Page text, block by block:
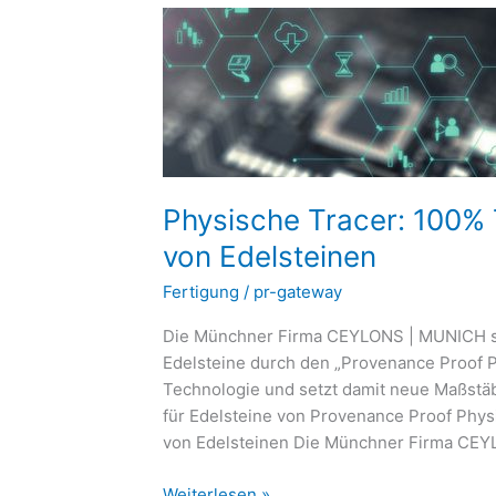
Physische Tracer:
von Edelsteinen
Fertigung / pr-gateway
Die Münchner Firma CEYLONS |
Edelsteine durch den „Provenance Proof
Technologie und setzt damit neue
für Edelsteine von Provenance Proof
von Edelsteinen Die Münchner Firma
Physische
Tracer:
100%
Transparenz
bei
der
Herkunft
von
Edelsteinen